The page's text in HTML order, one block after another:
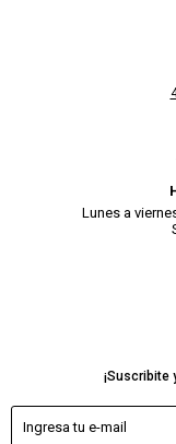
¡Suscribite
Lunes a